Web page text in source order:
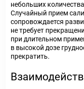
небольших
Случайный прием
сопровождается
не требует
при длительном
в высокой дозе
прекратить.